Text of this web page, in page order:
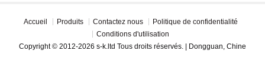
Accueil Produits Contactez nous
Politique de confidentialité
Conditions d'utilisation
Copyright © 2012-2026 s-k.ltd Tous droits réservés. | Dongguan, Chine